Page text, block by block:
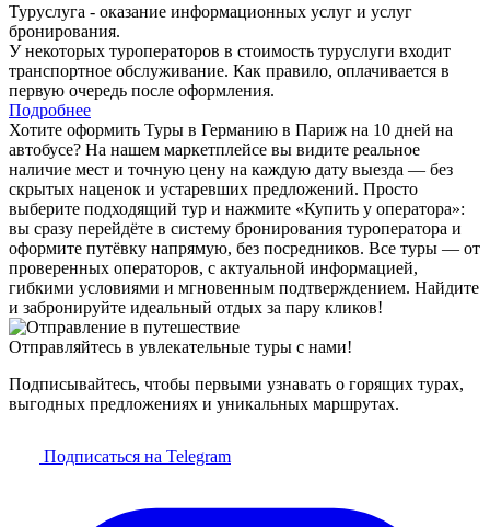
Туруслуга - оказание информационных услуг и услуг
бронирования.
У некоторых туроператоров в стоимость туруслуги входит
транспортное обслуживание. Как правило, оплачивается в
первую очередь после оформления.
Подробнее
Хотите оформить Туры в Германию в Париж на 10 дней на
автобусе? На нашем маркетплейсе вы видите реальное
наличие мест и точную цену на каждую дату выезда — без
скрытых наценок и устаревших предложений. Просто
выберите подходящий тур и нажмите «Купить у оператора»:
вы сразу перейдёте в систему бронирования туроператора и
оформите путёвку напрямую, без посредников. Все туры — от
проверенных операторов, с актуальной информацией,
гибкими условиями и мгновенным подтверждением. Найдите
и забронируйте идеальный отдых за пару кликов!
Отправляйтесь в увлекательные туры с нами!
Подписывайтесь, чтобы первыми узнавать о горящих турах,
выгодных предложениях и уникальных маршрутах.
Подписаться на Telegram